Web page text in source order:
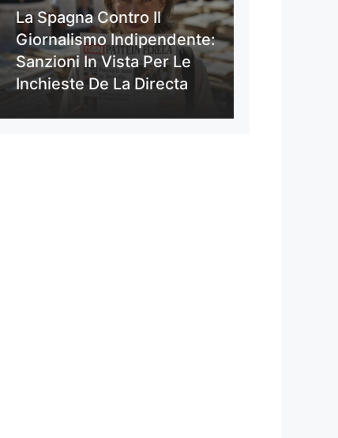
La Spagna Contro Il
Giornalismo Indipendente:
Sanzioni In Vista Per Le
Inchieste De La Directa